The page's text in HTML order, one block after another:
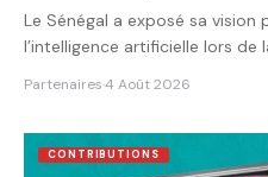
Le Sénégal a exposé sa
l’intelligence artificielle lors de
Partenaires·4 Août 2026
CONTRIBUTIONS